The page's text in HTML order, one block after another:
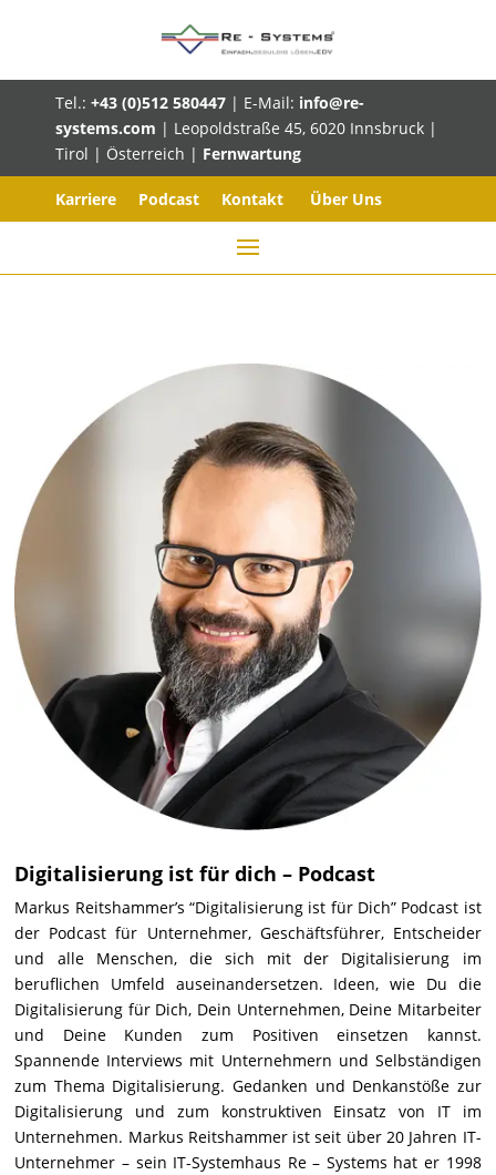
Tel.: +43 (0)512 580447 | E-Mail: info@re-
systems.com | Leopoldstraße 45, 6020 Innsbruck |
Tirol | Österreich | Fernwartung
Karriere Podcast Kontakt Über Uns
Digitalisierung ist für dich – Podcast
Markus Reitshammer’s “Digitalisierung ist für Dich” Podcast ist
der Podcast für Unternehmer, Geschäftsführer, Entscheider
und alle Menschen, die sich mit der Digitalisierung im
beruflichen Umfeld auseinandersetzen. Ideen, wie Du die
Digitalisierung für Dich, Dein Unternehmen, Deine Mitarbeiter
und Deine Kunden zum Positiven einsetzen kannst.
Spannende Interviews mit Unternehmern und Selbständigen
zum Thema Digitalisierung. Gedanken und Denkanstöße zur
Digitalisierung und zum konstruktiven Einsatz von IT im
Unternehmen. Markus Reitshammer ist seit über 20 Jahren IT-
Unternehmer – sein IT-Systemhaus Re – Systems hat er 1998